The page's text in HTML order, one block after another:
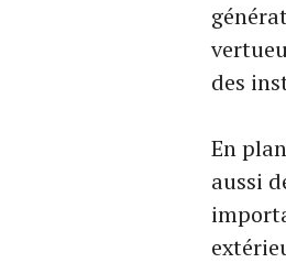
des
En
aussi